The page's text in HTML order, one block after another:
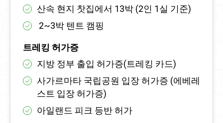
산속 현지 찻집에서 13박 (2인 1실 기준)
2~3박 텐트 캠핑
트레킹 허가증
지방 정부 출입 허가증(트레킹 카드)
사가르마타 국립공원 입장 허가증 (에베레
스트 입장 허가증)
아일랜드 피크 등반 허가